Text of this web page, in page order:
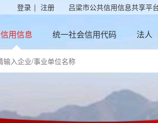
吕梁市公共信用信息共享平
登录 | 注册
信用信息 统一社会信用代码 法人